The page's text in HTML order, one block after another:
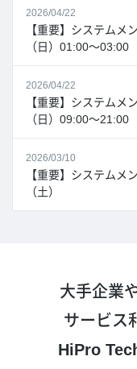
2026/04/22
【重要】システムメ
（日）01:00～03:00
2026/04/22
【重要】システムメ
（日）09:00～21:00
2026/03/10
【重要】システムメ
（土）
大手企業
サービス
HiPro